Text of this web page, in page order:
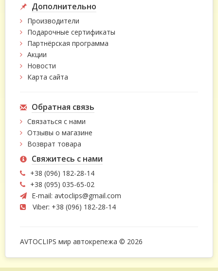
Дополнительно
Производители
Подарочные сертификаты
Партнёрская программа
Акции
Новости
Карта сайта
Обратная связь
Связаться с нами
Отзывы о магазине
Возврат товара
Свяжитесь с нами
+38 (096) 182-28-14
+38 (095) 035-65-02
E-mail: avtoclips@gmail.com
Viber: +38 (096) 182-28-14
AVTOCLIPS мир автокрепежа © 2026